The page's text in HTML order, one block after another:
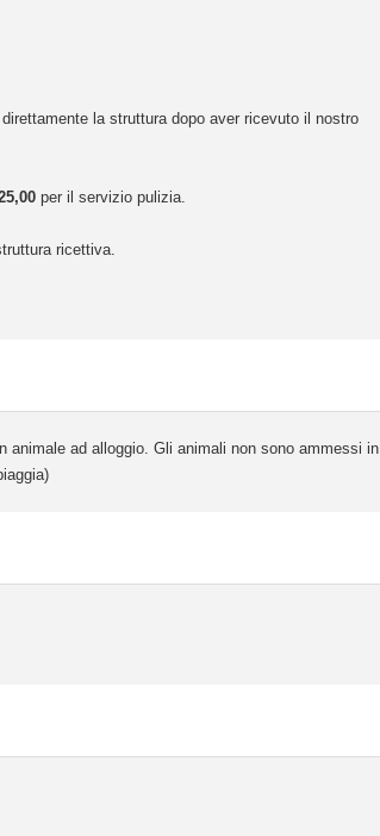
la struttura dopo aver ricevuto il nostro
per il servizio pulizia.
ricettiva.
animale ad alloggio. Gli animali non sono ammessi in